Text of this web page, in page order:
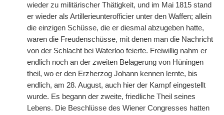
wieder zu militärischer Thätigkeit, und im Mai 1815 stand
er wieder als Artillerieunterofficier unter den Waffen; allein
die einzigen Schüsse, die er diesmal abzugeben hatte,
waren die Freudenschüsse, mit denen man die Nachricht
von der Schlacht bei Waterloo feierte. Freiwillig nahm er
endlich noch an der zweiten Belagerung von Hüningen
theil, wo er den Erzherzog Johann kennen lernte, bis
endlich, am 28. August, auch hier der Kampf eingestellt
wurde. Es begann der zweite, friedliche Theil seines
Lebens. Die Beschlüsse des Wiener Congresses hatten